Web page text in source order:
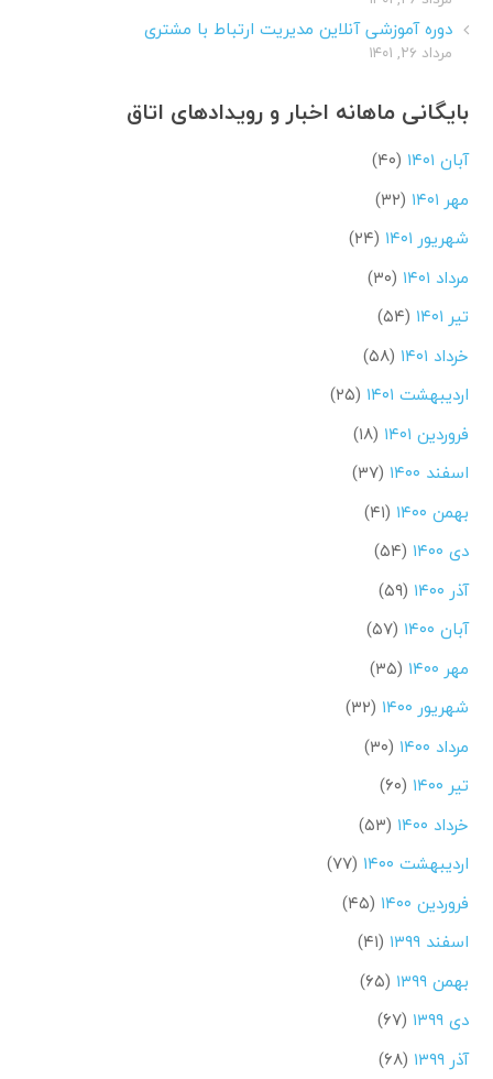
دوره آموزشی آنلاین مدیریت ارتباط با مشتری
مرداد ۲۶, ۱۴۰۱
بایگانی ماهانه اخبار و رویدادهای اتاق
آبان ۱۴۰۱
(۴۰)
مهر ۱۴۰۱
(۳۲)
شهریور ۱۴۰۱
(۲۴)
مرداد ۱۴۰۱
(۳۰)
تیر ۱۴۰۱
(۵۴)
خرداد ۱۴۰۱
(۵۸)
اردیبهشت ۱۴۰۱
(۲۵)
فروردین ۱۴۰۱
(۱۸)
اسفند ۱۴۰۰
(۳۷)
بهمن ۱۴۰۰
(۴۱)
دی ۱۴۰۰
(۵۴)
آذر ۱۴۰۰
(۵۹)
آبان ۱۴۰۰
(۵۷)
مهر ۱۴۰۰
(۳۵)
شهریور ۱۴۰۰
(۳۲)
مرداد ۱۴۰۰
(۳۰)
تیر ۱۴۰۰
(۶۰)
خرداد ۱۴۰۰
(۵۳)
اردیبهشت ۱۴۰۰
(۷۷)
فروردین ۱۴۰۰
(۴۵)
اسفند ۱۳۹۹
(۴۱)
بهمن ۱۳۹۹
(۶۵)
دی ۱۳۹۹
(۶۷)
آذر ۱۳۹۹
(۶۸)